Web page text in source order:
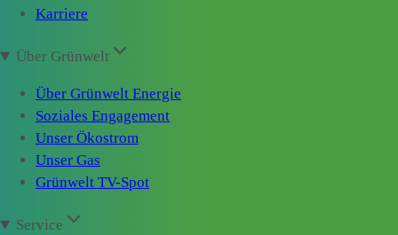
Karriere
Über Grünwelt
Über Grünwelt Energie
Soziales Engagement
Unser Ökostrom
Unser Gas
Grünwelt TV-Spot
Service